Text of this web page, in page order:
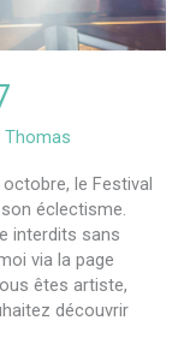
Thomas
le Festival
éclectisme.
interdits sans
via la page
êtes artiste,
découvrir